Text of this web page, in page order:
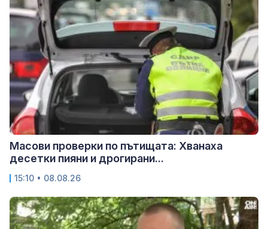
Масови проверки по пътищата: Хванаха
десетки пияни и дрогирани...
15:10 • 08.08.26